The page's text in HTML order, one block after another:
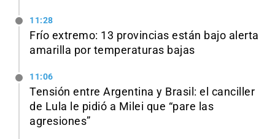
11:28
Frío extremo: 13 provincias están bajo alerta
amarilla por temperaturas bajas
11:06
Tensión entre Argentina y Brasil: el canciller
de Lula le pidió a Milei que “pare las
agresiones”